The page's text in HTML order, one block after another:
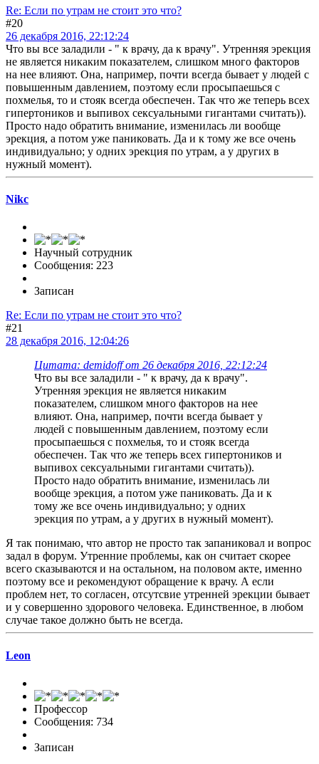
Re: Если по утрам не стоит это что?
#20
26 декабря 2016, 22:12:24
Что вы все заладили - " к врачу, да к врачу". Утренняя эрекция
не является никаким показателем, слишком много факторов
на нее влияют. Она, например, почти всегда бывает у людей с
повышенным давлением, поэтому если просыпаешься с
похмелья, то и стояк всегда обеспечен. Так что же теперь всех
гипертоников и выпивох сексуальными гигантами считать)).
Просто надо обратить внимание, изменилась ли вообще
эрекция, а потом уже паниковать. Да и к тому же все очень
индивидуально; у одних эрекция по утрам, а у других в
нужный момент).
Nikc
Научный сотрудник
Сообщения: 223
Записан
Re: Если по утрам не стоит это что?
#21
28 декабря 2016, 12:04:26
Цитата: demidoff от 26 декабря 2016, 22:12:24
Что вы все заладили - " к врачу, да к врачу".
Утренняя эрекция не является никаким
показателем, слишком много факторов на нее
влияют. Она, например, почти всегда бывает у
людей с повышенным давлением, поэтому если
просыпаешься с похмелья, то и стояк всегда
обеспечен. Так что же теперь всех гипертоников и
выпивох сексуальными гигантами считать)).
Просто надо обратить внимание, изменилась ли
вообще эрекция, а потом уже паниковать. Да и к
тому же все очень индивидуально; у одних
эрекция по утрам, а у других в нужный момент).
Я так понимаю, что автор не просто так запаниковал и вопрос
задал в форум. Утренние проблемы, как он считает скорее
всего сказываются и на остальном, на половом акте, именно
поэтому все и рекомендуют обращение к врачу. А если
проблем нет, то согласен, отсутсвие утренней эрекции бывает
и у совершенно здорового человека. Единственное, в любом
случае такое должно быть не всегда.
Leon
Профессор
Сообщения: 734
Записан